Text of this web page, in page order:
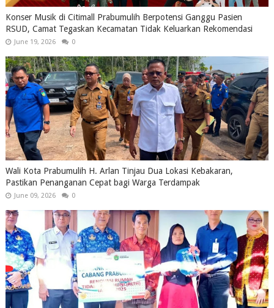
Konser Musik di Citimall Prabumulih Berpotensi Ganggu Pasien
RSUD, Camat Tegaskan Kecamatan Tidak Keluarkan Rekomendasi
June 19, 2026 0
Wali Kota Prabumulih H. Arlan Tinjau Dua Lokasi Kebakaran,
Pastikan Penanganan Cepat bagi Warga Terdampak
June 09, 2026 0